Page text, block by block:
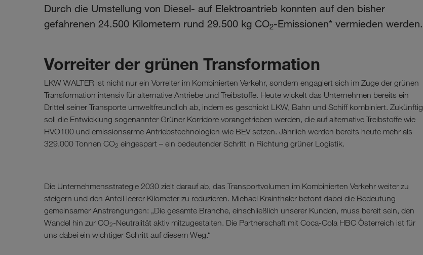
Durch die Umstellung von Diesel- auf Elektroantrieb konnten auf den bisher
gefahrenen 24.500 Kilometern rund 29.500 kg CO2-Emissionen* vermieden werden.
Vorreiter der grünen Transformation
LKW WALTER ist nicht nur ein Vorreiter im Kombinierten Verkehr, sondern engagiert sich im Zuge der grünen
Transformation intensiv für alternative Antriebe und Treibstoffe. Heute wickelt das Unternehmen bereits ein
Drittel seiner Transporte umweltfreundlich ab, indem es geschickt LKW, Bahn und Schiff kombiniert. Zukünftig
soll die Entwicklung sogenannter Grüner Korridore vorangetrieben werden, die auf alternative Treibstoffe wie
HVO100 und emissionsarme Antriebstechnologien wie BEV setzen. Jährlich werden bereits heute mehr als
329.000 Tonnen CO2 eingespart – ein bedeutender Schritt in Richtung grüner Logistik.
Die Unternehmensstrategie 2030 zielt darauf ab, das Transportvolumen im Kombinierten Verkehr weiter zu
steigern und den Anteil leerer Kilometer zu reduzieren. Michael Krainthaler betont dabei die Bedeutung
gemeinsamer Anstrengungen: „Die gesamte Branche, einschließlich unserer Kunden, muss bereit sein, den
Wandel hin zur CO2-Neutralität aktiv mitzugestalten. Die Partnerschaft mit Coca-Cola HBC Österreich ist für
uns dabei ein wichtiger Schritt auf diesem Weg.“